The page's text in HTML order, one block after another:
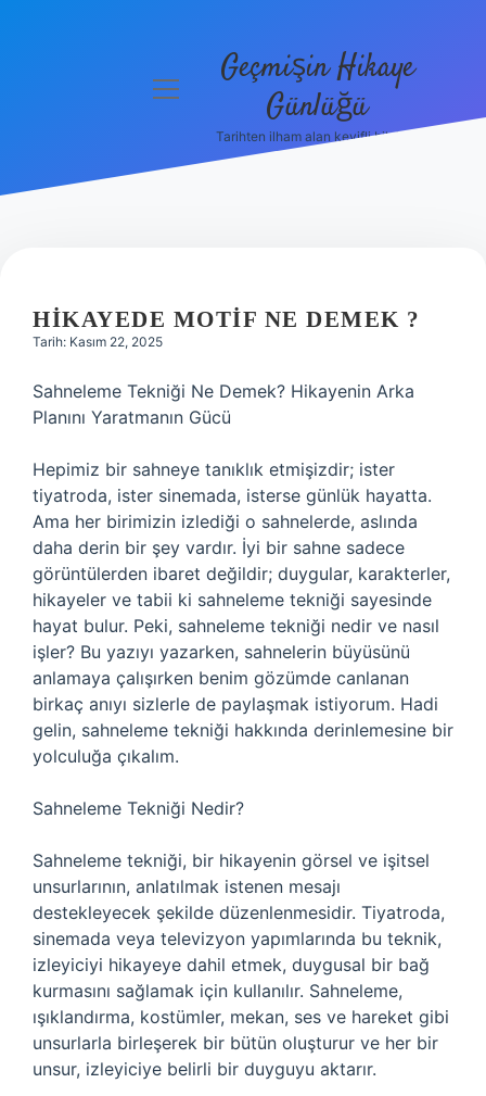
Hakkımızda
menüyü
Geçmişin Hikaye
Günlüğü
Tarihten ilham alan keyifli bilgiler!
HIKAYEDE MOTIF NE DEMEK ?
Tarih: Kasım 22, 2025
Sahneleme Tekniği Ne Demek? Hikayenin Arka
Planını Yaratmanın Gücü
Hepimiz bir sahneye tanıklık etmişizdir; ister
tiyatroda, ister sinemada, isterse günlük hayatta.
Ama her birimizin izlediği o sahnelerde, aslında
daha derin bir şey vardır. İyi bir sahne sadece
görüntülerden ibaret değildir; duygular, karakterler,
hikayeler ve tabii ki sahneleme tekniği sayesinde
hayat bulur. Peki, sahneleme tekniği nedir ve nasıl
işler? Bu yazıyı yazarken, sahnelerin büyüsünü
anlamaya çalışırken benim gözümde canlanan
birkaç anıyı sizlerle de paylaşmak istiyorum. Hadi
gelin, sahneleme tekniği hakkında derinlemesine bir
yolculuğa çıkalım.
Sahneleme Tekniği Nedir?
Sahneleme tekniği, bir hikayenin görsel ve işitsel
unsurlarının, anlatılmak istenen mesajı
destekleyecek şekilde düzenlenmesidir. Tiyatroda,
sinemada veya televizyon yapımlarında bu teknik,
izleyiciyi hikayeye dahil etmek, duygusal bir bağ
kurmasını sağlamak için kullanılır. Sahneleme,
ışıklandırma, kostümler, mekan, ses ve hareket gibi
unsurlarla birleşerek bir bütün oluşturur ve her bir
unsur, izleyiciye belirli bir duyguyu aktarır.